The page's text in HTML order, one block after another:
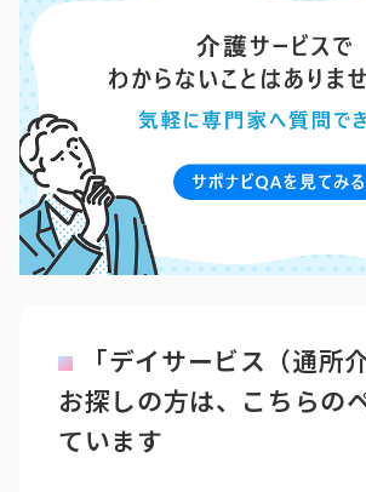
「デイサービス（通所
お探しの方は、こちらの
ています